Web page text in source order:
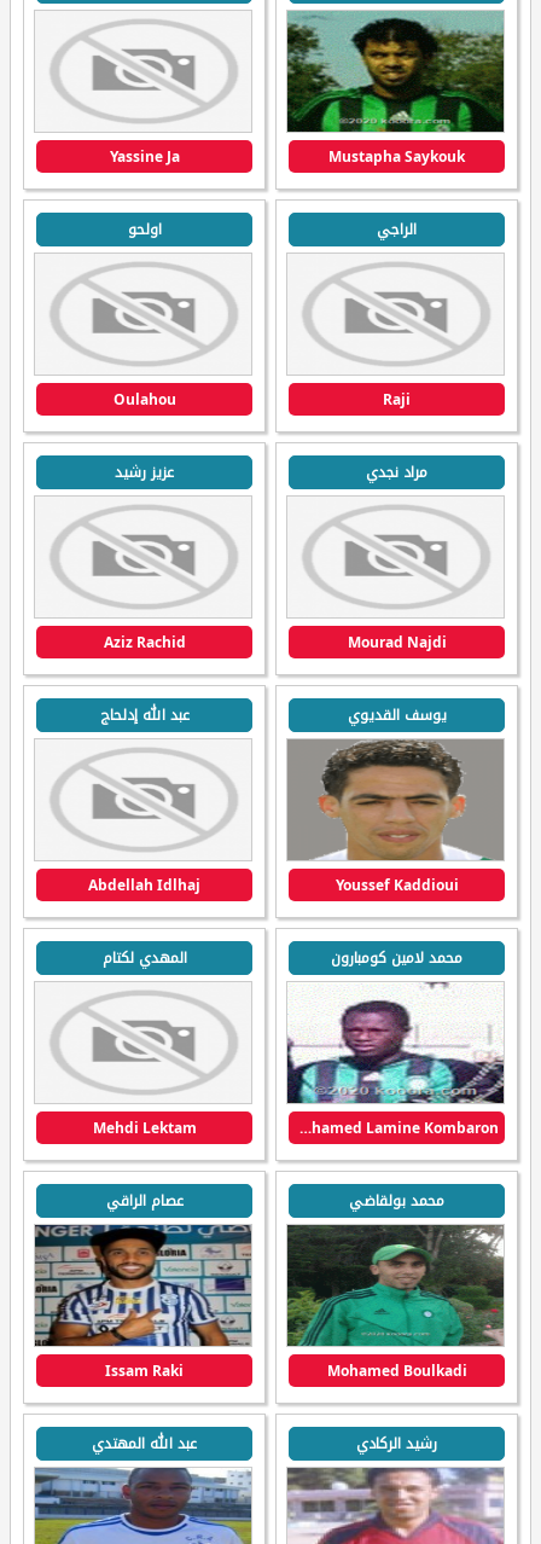
Mustapha Saykouk
Yassine Ja
الراجي
Raji
اولحو
Oulahou
مراد نجدي
Mourad Najdi
عزيز رشيد
Aziz Rachid
يوسف القديوي
Youssef Kaddioui
عبد الله إدلحاج
Abdellah Idlhaj
محمد لامين كومبارون
Mohamed Lamine Kombaron
المهدي لكتام
Mehdi Lektam
محمد بولقاضي
Mohamed Boulkadi
عصام الراقي
Issam Raki
رشيد الركادي عبد الله المهتدي